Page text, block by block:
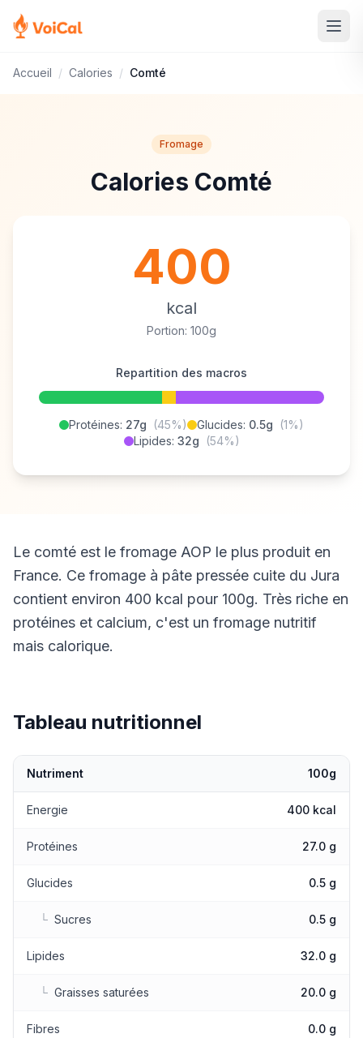
Accueil / Calories / Comté
Fromage
Calories Comté
400
kcal
Portion: 100g
Repartition des macros
Protéines: 27g (45%) Glucides: 0.5g
(1%)
Lipides: 32g (54%)
Le comté est le fromage AOP le plus produit en
France. Ce fromage à pâte pressée cuite du Jura
contient environ 400 kcal pour 100g. Très riche en
protéines et calcium, c'est un fromage nutritif
mais calorique.
Tableau nutritionnel
Nutriment 100g
Energie 400 kcal
Protéines 27.0 g
Glucides 0.5 g
└ Sucres 0.5 g
Lipides 32.0 g
└ Graisses saturées 20.0 g
Fibres 0.0 g